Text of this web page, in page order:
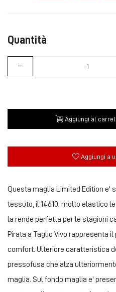
Quantità
Aggiungi al
Aggiungi a
Questa maglia Limited Edition e'
tessuto, il 14610; molto elastico
la rende perfetta per le stagioni
Pirata a Taglio Vivo rappresenta
comfort. Ulteriore caratteristica
pressofusa che alza
maglia. Sul fondo maglia e'